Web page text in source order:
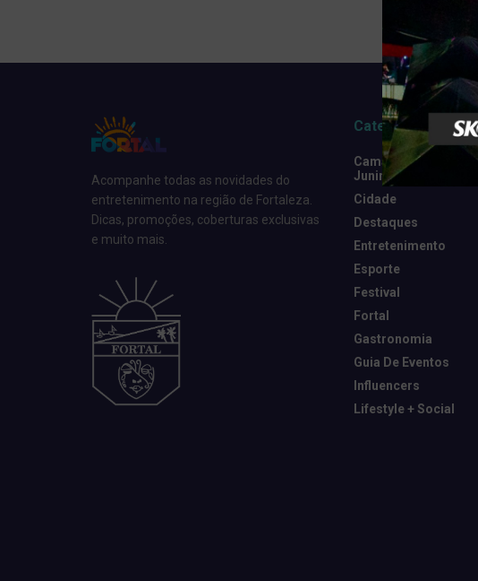
Acompanhe todas as novidades do
entretenimento na região de Fortaleza.
Dicas, promoções, coberturas exclusivas
e muito mais.
Categorias
Camarote Vip
Junino
Cidade
Destaques
Entretenimento
Esporte
Festival
Fortal
Gastronomia
Guia De Eventos
Influencers
Lifestyle + Social